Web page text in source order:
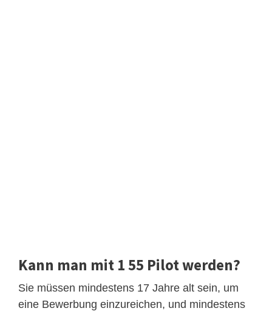
Kann man mit 1 55 Pilot werden?
Sie müssen mindestens 17 Jahre alt sein, um
eine Bewerbung einzureichen, und mindestens